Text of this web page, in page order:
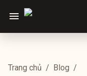
Trang chủ / Blog /